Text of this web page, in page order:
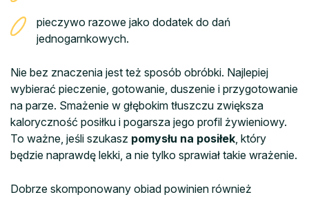
pieczywo razowe jako dodatek do dań
jednogarnkowych.
Nie bez znaczenia jest też sposób obróbki. Najlepiej
wybierać pieczenie, gotowanie, duszenie i przygotowanie
na parze. Smażenie w głębokim tłuszczu zwiększa
kaloryczność posiłku i pogarsza jego profil żywieniowy.
To ważne, jeśli szukasz pomysłu na posiłek, który
będzie naprawdę lekki, a nie tylko sprawiał takie wrażenie.
Dobrze skomponowany obiad powinien również